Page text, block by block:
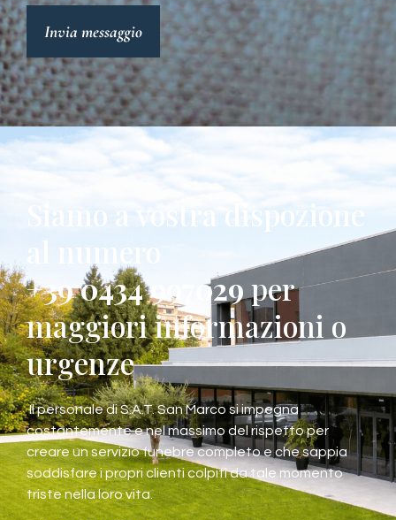
Invia messaggio
Siamo a vostra dispozione
al numero
+39 0434 997029per
maggiori informazioni o
urgenze
Il personale di S.A.T. San Marco si impegna
costantemente e nel massimo del rispetto per
creare un servizio funebre completo e che sappia
soddisfare i propri clienti colpiti da tale momento
triste nella loro vita.